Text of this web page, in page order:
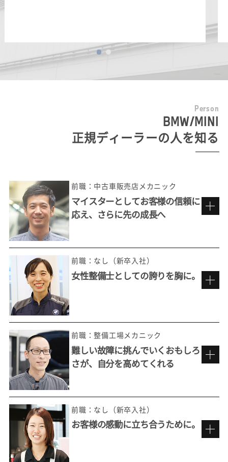
Person
BMW/MINI
正規ディーラーの人を知る
前職：中古車販売店メカニック
マイスターとしてお客様の信頼に
応え、さらに先の成長へ
整備の最先端を極めていくおもしろさ
前職：なし（新卒入社）
女性整備士としての誇りを胸に。
ただ直すだけではない。
お客様の想いを実現する。
前職：整備工場メカニック
難しい故障に挑んでいくおもしろ
さが、自分を高めてくれる
もっと整備を追求したいという思い
前職：なし（新卒入社）
お客様の感動に立ち合うために。